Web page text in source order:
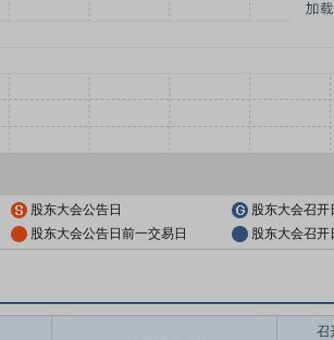
股东大会公告日 股东大会召开
股东大会公告日前一交易日
股东大会召开
召